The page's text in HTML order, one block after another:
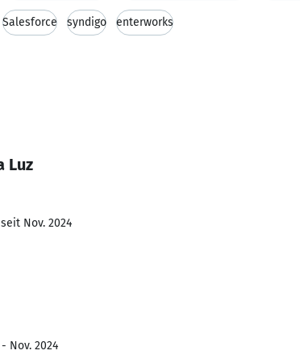
Salesforce syndigo enterworks
Luz
Nov. 2024
Nov. 2024